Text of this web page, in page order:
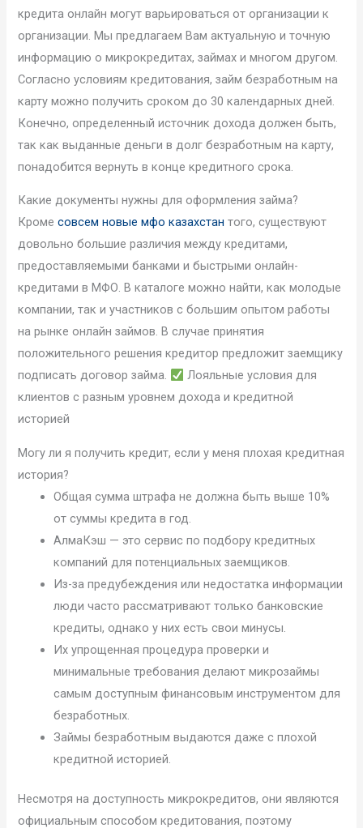
кредита онлайн могут варьироваться от организации к
организации. Мы предлагаем Вам актуальную и точную
информацию о микрокредитах, займах и ​​многом другом.
Согласно условиям кредитования, займ безработным на
карту можно получить сроком до 30 календарных дней.
Конечно, определенный источник дохода должен быть,
так как выданные деньги в долг безработным на карту,
понадобится вернуть в конце кредитного срока.
Какие документы нужны для оформления займа?
Кромесовсем новые мфо казахстан того, существуют
довольно большие различия между кредитами,
предоставляемыми банками и быстрыми онлайн-
кредитами в МФО. В каталоге можно найти, как молодые
компании, так и участников с большим опытом работы
на рынке онлайн займов. В случае принятия
положительного решения кредитор предложит заемщику
подписать договор займа.
Лояльные условия для
клиентов с разным уровнем дохода и кредитной
историей
Могу ли я получить кредит, если у меня плохая кредитная
история?
Общая сумма штрафа не должна быть выше 10%
от суммы кредита в год.
АлмаКэш — это сервис по подбору кредитных
компаний для потенциальных заемщиков.
Из-за предубеждения или недостатка информации
люди часто рассматривают только банковские
кредиты, однако у них есть свои минусы.
Их упрощенная процедура проверки и
минимальные требования делают микрозаймы
самым доступным финансовым инструментом для
безработных.
Займы безработным выдаются даже с плохой
кредитной историей.
Несмотря на доступность микрокредитов, они являются
официальным способом кредитования, поэтому